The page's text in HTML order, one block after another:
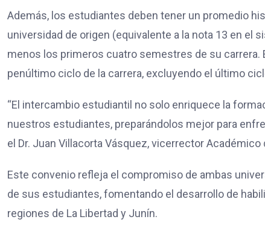
Además, los estudiantes deben tener un promedio
universidad de origen (equivalente a la nota 13 en el
menos los primeros cuatro semestres de su carrera.
penúltimo ciclo de la carrera, excluyendo el último
“El intercambio estudiantil no solo enriquece la
nuestros estudiantes, preparándolos mejor para
el Dr. Juan Villacorta Vásquez, vicerrector Académico
Este convenio refleja el compromiso de ambas
de sus estudiantes, fomentando el desarrollo de
regiones de La Libertad y Junín.